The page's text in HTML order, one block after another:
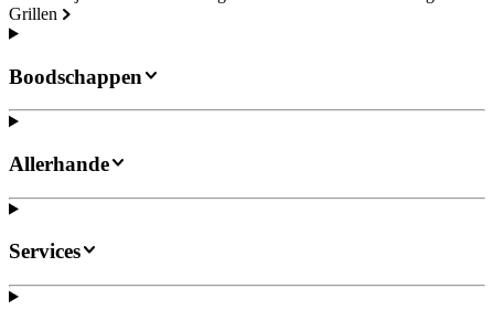
grillen
Boodschappen
Allerhande
Services